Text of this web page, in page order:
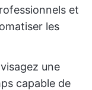
et
les
une
capable de